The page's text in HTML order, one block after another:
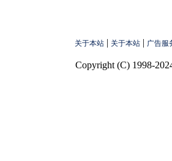
关于本站 | 关于本站 | 广告服
Copyright (C) 1998-